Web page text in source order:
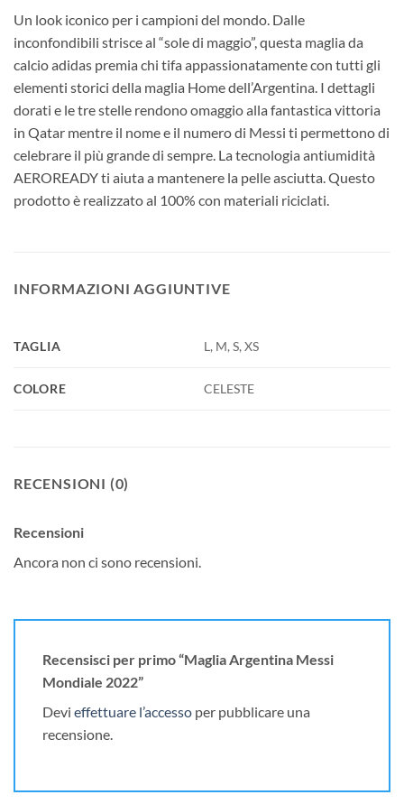
Un look iconico per i campioni del mondo. Dalle
inconfondibili strisce al “sole di maggio”, questa maglia da
calcio adidas premia chi tifa appassionatamente con tutti gli
elementi storici della maglia Home dell’Argentina. I dettagli
dorati e le tre stelle rendono omaggio alla fantastica vittoria
in Qatar mentre il nome e il numero di Messi ti permettono di
celebrare il più grande di sempre. La tecnologia antiumidità
AEROREADY ti aiuta a mantenere la pelle asciutta. Questo
prodotto è realizzato al 100% con materiali riciclati.
INFORMAZIONI AGGIUNTIVE
TAGLIA L, M, S, XS
COLORE CELESTE
RECENSIONI (0)
Recensioni
Ancora non ci sono recensioni.
Recensisci per primo “Maglia Argentina Messi
Mondiale 2022”
Devi effettuare l’accesso per pubblicare una
recensione.